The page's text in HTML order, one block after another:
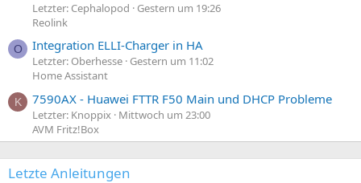
Letzter: Cephalopod
Gestern um 19:26
Reolink
O Integration ELLI-Charger in HA
Letzter: Oberhesse Gestern um 11:02
Home Assistant
K 7590AX - Huawei FTTR F50 Main und DHCP Probleme
Letzter: Knoppix
Mittwoch um 23:00
AVM Fritz!Box
Letzte Anleitungen